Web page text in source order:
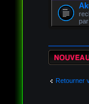
par
Écrire un
sujet
Retourner